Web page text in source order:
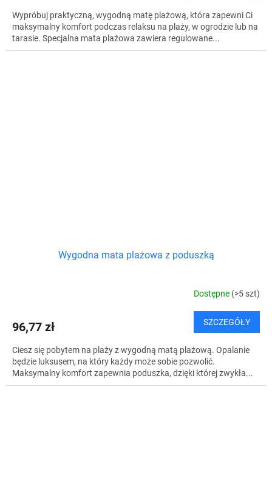
Wypróbuj praktyczną, wygodną matę plażową, która zapewni Ci
maksymalny komfort podczas relaksu na plaży, w ogrodzie lub na
tarasie. Specjalna mata plażowa zawiera regulowane...
Wygodna mata plażowa z poduszką
Dostępne (>5 szt)
96,77 zł SZCZEGÓŁY
Ciesz się pobytem na plaży z wygodną matą plażową. Opalanie
będzie luksusem, na który każdy może sobie pozwolić.
Maksymalny komfort zapewnia poduszka, dzięki której zwykła...